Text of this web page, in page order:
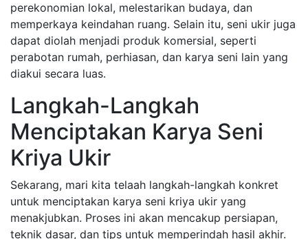
perekonomian lokal, melestarikan budaya, dan
memperkaya keindahan ruang. Selain itu, seni ukir juga
dapat diolah menjadi produk komersial, seperti
perabotan rumah, perhiasan, dan karya seni lain yang
diakui secara luas.
Langkah-Langkah
Menciptakan Karya Seni
Kriya Ukir
Sekarang, mari kita telaah langkah-langkah konkret
untuk menciptakan karya seni kriya ukir yang
menakjubkan. Proses ini akan mencakup persiapan,
teknik dasar, dan tips untuk memperindah hasil akhir.